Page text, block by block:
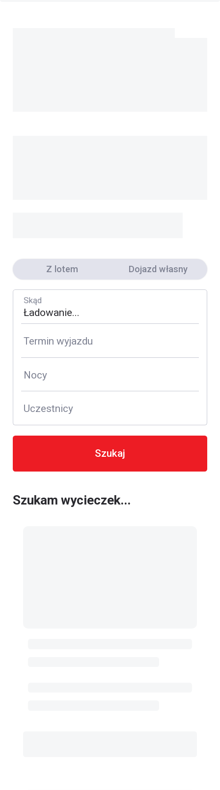
Z lotem Dojazd własny
Skąd
Termin wyjazdu
Nocy
Uczestnicy
Szukaj
Szukam wycieczek...